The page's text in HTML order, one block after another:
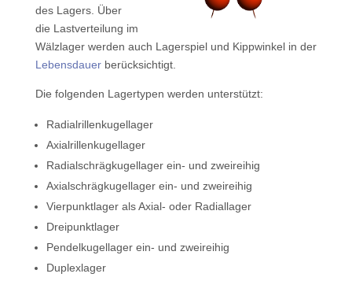
des Lagers. Über
die Lastverteilung im
Wälzlager werden auch Lagerspiel und Kippwinkel in der
Lebensdauerberücksichtigt.
Die folgenden Lagertypen werden unterstützt:
Radialrillenkugellager
Axialrillenkugellager
Radialschrägkugellager ein- und zweireihig
Axialschrägkugellager ein- und zweireihig
Vierpunktlager als Axial- oder Radiallager
Dreipunktlager
Pendelkugellager ein- und zweireihig
Duplexlager